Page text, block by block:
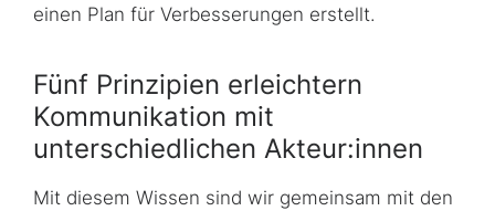
einen Plan für Verbesserungen erstellt.
Fünf Prinzipien erleichtern
Kommunikation mit
unterschiedlichen Akteur:innen
Mit diesem Wissen sind wir gemeinsam mit den